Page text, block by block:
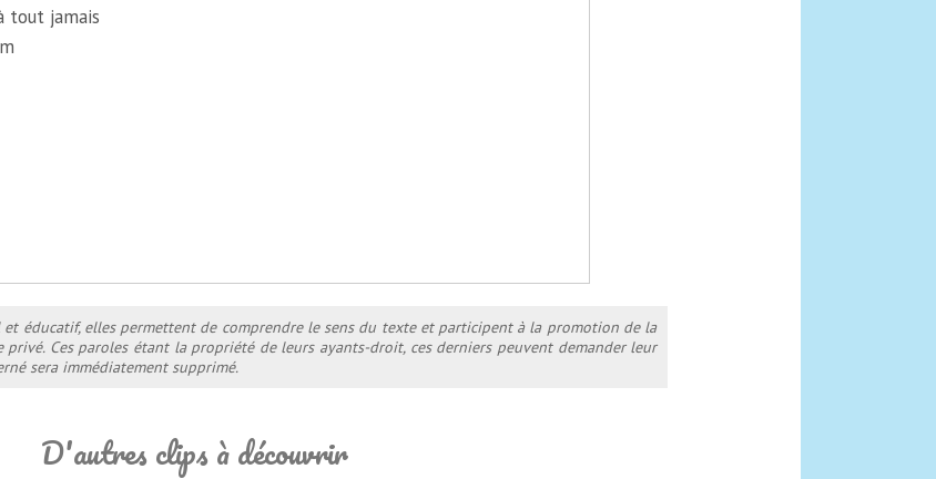
tout jamais
éducatif, elles permettent de comprendre le sens du texte et participent à la promotion de la
privé. Ces paroles étant la propriété de leurs ayants-droit, ces derniers peuvent demander leur
sera immédiatement supprimé.
D'autres clips à découvrir